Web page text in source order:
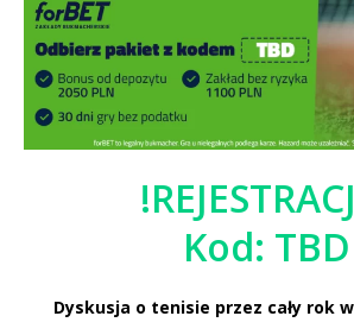
Kod: TBD
Dyskusja o tenisie przez cały rok